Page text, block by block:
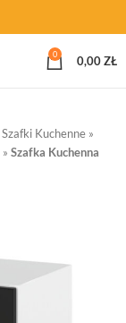
0 0,00ZŁ
Szafki Kuchenne »
» Szafka Kuchenna